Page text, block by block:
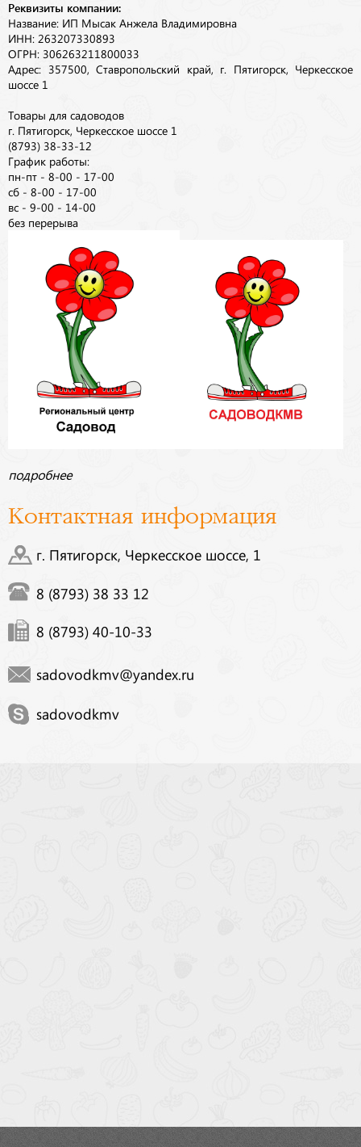
Реквизиты компании:
Название: ИП Мысак Анжела Владимировна
ИНН: 263207330893
ОГРН: 306263211800033
Адрес: 357500, Ставропольский край, г. Пятигорск, Черкесское
шоссе 1
Товары для садоводов
г. Пятигорск, Черкесское шоссе 1
(8793) 38-33-12
График работы:
пн-пт - 8-00 - 17-00
сб - 8-00 - 17-00
вс - 9-00 - 14-00
без перерыва
подробнее
Контактная информация
г. Пятигорск, Черкесское шоссе, 1
8 (8793) 38 33 12
8 (8793) 40-10-33
sadovodkmv@yandex.ru
sadovodkmv